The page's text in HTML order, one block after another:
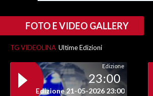
FOTO E VIDEO GALLERY
TG VIDEOLINA Ultime Edizioni
Edizione
23:00
Edizione 21-05-2026 23:00